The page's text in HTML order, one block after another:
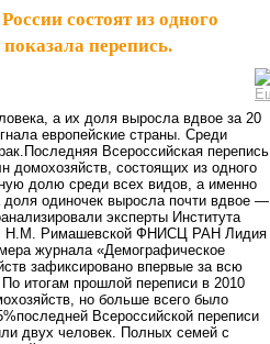
состоят из одного
перепись.
а их доля выросла вдвое за 20
европейские страны. Среди
Всероссийская перепись
домохозяйств, состоящих из одного
долю среди всех видов, а именно
одиночек выросла почти вдвое —
эксперты Института
Н.М. Римашевской ФНИСЦ РАН Лидия
журнала «Демографическое
зафиксировано впервые за всю
итогам прошлой переписи в 2010
но больше всего было
Всероссийской переписи
двух человек. Полных семей с